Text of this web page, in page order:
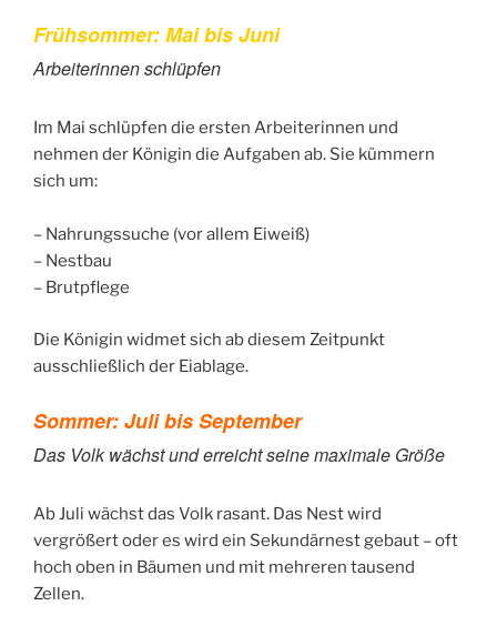
Frühsommer: Mai bis Juni
Arbeiterinnen schlüpfen
Im Mai schlüpfen die ersten Arbeiterinnen und
nehmen der Königin die Aufgaben ab. Sie kümmern
sich um:
– Nahrungssuche (vor allem Eiweiß)
– Nestbau
– Brutpflege
Die Königin widmet sich ab diesem Zeitpunkt
ausschließlich der Eiablage.
Sommer: Juli bis September
Das Volk wächst und erreicht seine maximale Größe
Ab Juli wächst das Volk rasant. Das Nest wird
vergrößert oder es wird ein Sekundärnest gebaut – oft
hoch oben in Bäumen und mit mehreren tausend
Zellen.